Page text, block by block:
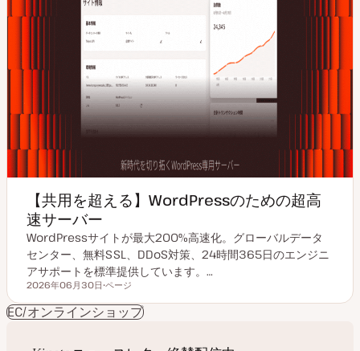
【共用を超える】WordPressのための超高
速サーバー
WordPressサイトが最大200%高速化。グローバルデータ
センター、無料SSL、DDoS対策、24時間365日のエンジニ
アサポートを標準提供しています。…
更新日
2026年06月30日
稿
タ
ページ
EC/オンラインショップ